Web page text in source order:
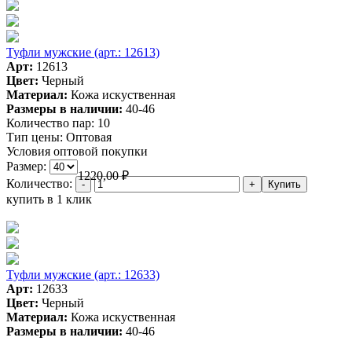
Туфли мужские (арт.: 12613)
Арт: 12613
Цвет: Черный
Материал: Кожа искуственная
Размеры в наличии: 40-46
Количество пар: 10
Тип цены: Оптовая
Условия оптовой покупки
Размер:
1220,00₽
Количество:
купить в 1 клик
Туфли мужские (арт.: 12633)
Арт: 12633
Цвет: Черный
Материал: Кожа искуственная
Размеры в наличии: 40-46